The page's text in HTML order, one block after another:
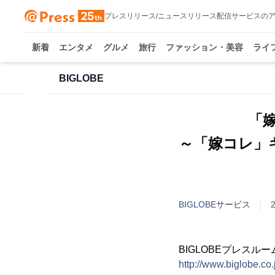
プレスリリース/ニュースリリース配信サービスの
新着 エンタメ グルメ 旅行 ファッション・美容 ライ
BIGLOBE
「
～「嫁コレ
BIGLOBEサービス
BIGLOBEプレスルー
http://